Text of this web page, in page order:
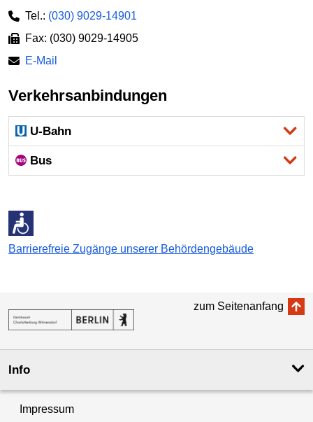
Tel.: (030) 9029-14901
Fax: (030) 9029-14905
E-Mail
Verkehrsanbindungen
U-Bahn
Bus
Barrierefreie Zugänge unserer Behördengebäude
zum Seitenanfang
Info
Impressum